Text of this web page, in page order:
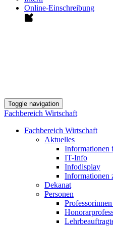
Online-Einschreibung
Toggle navigation
Fachbereich Wirtschaft
Fachbereich Wirtschaft
Aktuelles
Informationen
IT-Info
Infodisplay
Informationen
Dekanat
Personen